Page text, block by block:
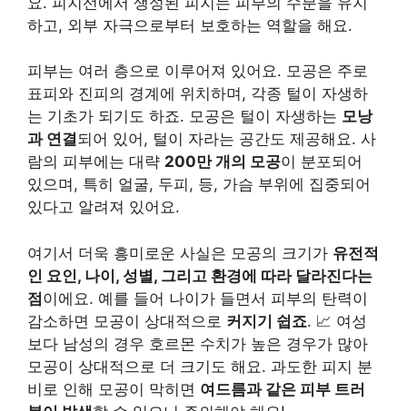
하고, 외부 자극으로부터 보호하는 역할을 해요.
피부는 여러 층으로 이루어져 있어요. 모공은 주로
표피와 진피의 경계에 위치하며, 각종 털이 자생하
는 기초가 되기도 하죠. 모공은 털이 자생하는 모낭
과 연결되어 있어, 털이 자라는 공간도 제공해요. 사
람의 피부에는 대략 200만 개의 모공이 분포되어
있으며, 특히 얼굴, 두피, 등, 가슴 부위에 집중되어
있다고 알려져 있어요.
여기서 더욱 흥미로운 사실은 모공의 크기가 유전적
인 요인, 나이, 성별, 그리고 환경에 따라 달라진다는
점이에요. 예를 들어 나이가 들면서 피부의 탄력이
감소하면 모공이 상대적으로 커지기 쉽죠. 📈 여성
보다 남성의 경우 호르몬 수치가 높은 경우가 많아
모공이 상대적으로 더 크기도 해요. 과도한 피지 분
비로 인해 모공이 막히면 여드름과 같은 피부 트러